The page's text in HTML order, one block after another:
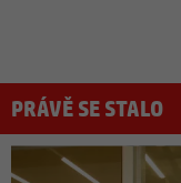
PRÁVĚ SE STALO